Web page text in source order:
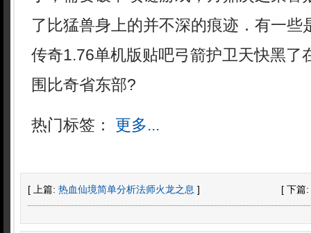
了比猛兽身上的并不深的痕迹．有一些
传奇1.76单机版贴吧弓箭护卫天快黑了
围比奇省东部?
热门标签： 更多...
[ 上篇: 热血仙境简单分析法师火龙之息 ] [ 下篇: